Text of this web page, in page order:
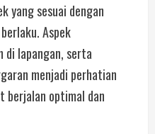
yang sesuai dengan
Aspek
lapangan, serta
menjadi perhatian
berjalan optimal dan